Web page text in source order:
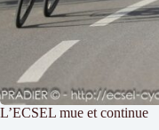
L’ECSEL mue et continue